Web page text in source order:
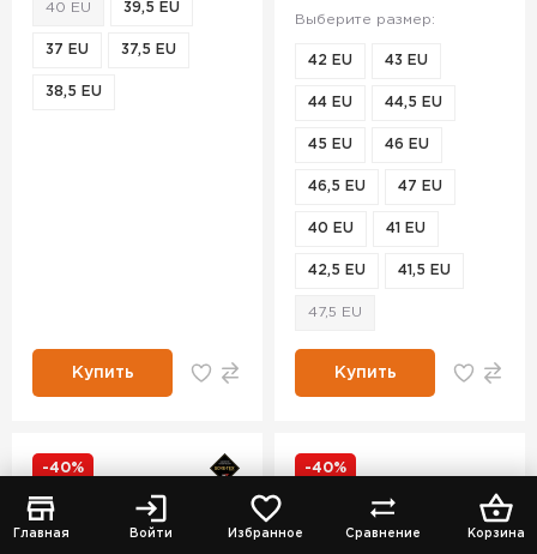
Главная Войти Избранное Сравнение Корзина
40 EU 39,5 EU
37 EU 37,5 EU
38,5 EU
Купить
Выберите размер:
42 EU 43 EU
44 EU 44,5 EU
45 EU 46 EU
46,5 EU 47 EU
40 EU 41 EU
42,5 EU 41,5 EU
47,5 EU
Купить
-40% -40%